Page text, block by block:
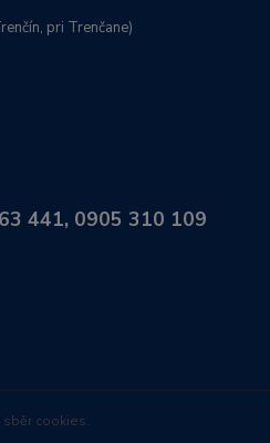
pri Trenčane)
441, 0905 310 109
sběr cookies.